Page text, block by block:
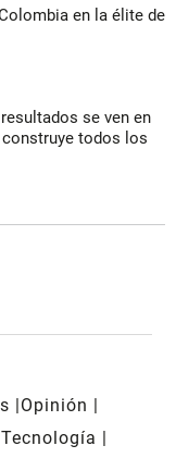
en la élite de
se ven en
todos los
Opinión
Tecnología